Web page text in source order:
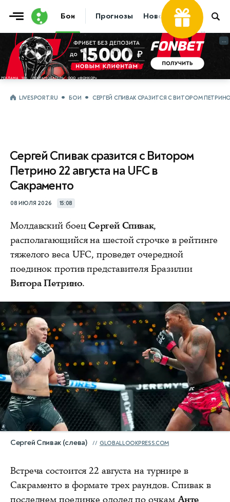
Бои Прогнозы Новости Бокс
...
...
LIVESPORT.RU БОИ СЕРГЕЙ СПИВАК СРАЗИТСЯ С ВИТОРОМ
Сергей Спивак сразится с Витором
Петрино 22 августа на UFC в
Сакраменто
08 ИЮЛЯ 2026 15:08
Молдавский боецСергей Спивак,
располагающийся на шестой строчке в рейтинге
тяжелого веса UFC, проведет очередной
поединок против представителя Бразилии
Витора Петрино.
Сергей Спивак (слева) GLOBALLOOKPRESS.COM
Встреча состоится 22 августа на турнире в
Сакраменто в формате трех раундов. Спивак в
последнем поединке одолел по очкам Анте